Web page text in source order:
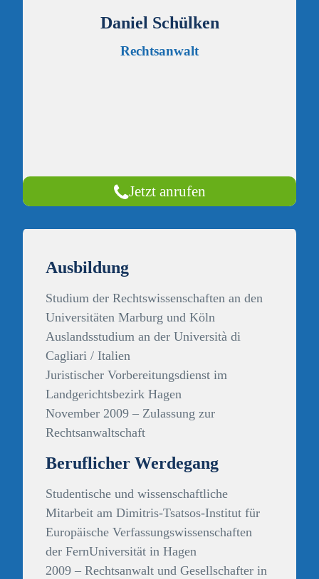
Daniel Schülken
Rechtsanwalt
Jetzt anrufen
Ausbildung
Studium der Rechtswissenschaften an den
Universitäten Marburg und Köln
Auslandsstudium an der Università di
Cagliari / Italien
Juristischer Vorbereitungsdienst im
Landgerichtsbezirk Hagen
November 2009 – Zulassung zur
Rechtsanwaltschaft
Beruflicher Werdegang
Studentische und wissenschaftliche
Mitarbeit am Dimitris-Tsatsos-Institut für
Europäische Verfassungswissenschaften
der FernUniversität in Hagen
2009 – Rechtsanwalt und Gesellschafter in